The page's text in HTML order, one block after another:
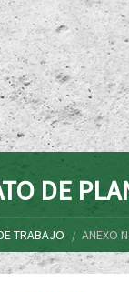
DE
TRABAJO ANEXO